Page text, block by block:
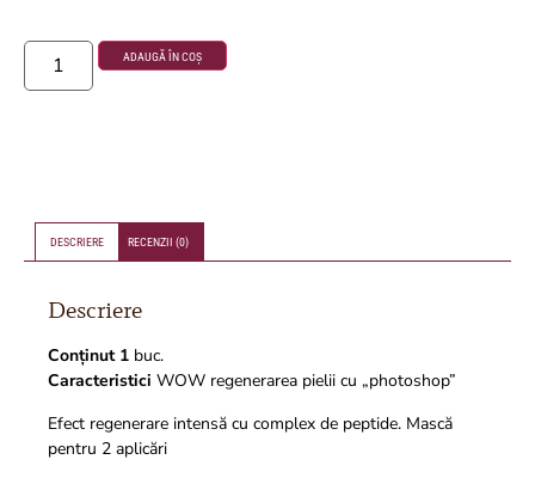
ADAUGĂ ÎN COȘ
DESCRIERE RECENZII (0)
Descriere
Conținut 1 buc.
Caracteristici WOW regenerarea pielii cu „photoshop”
Efect regenerare intensă cu complex de peptide. Mască
pentru 2 aplicări